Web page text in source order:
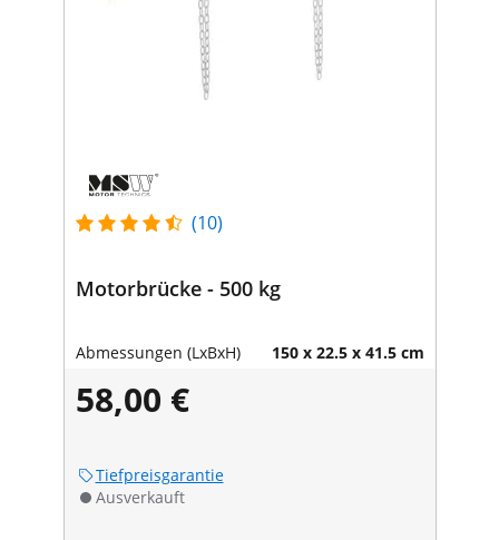
(10)
Motorbrücke - 500 kg
Abmessungen (LxBxH) 150 x 22.5 x 41.5 cm
58,00 €
Tiefpreisgarantie
Ausverkauft